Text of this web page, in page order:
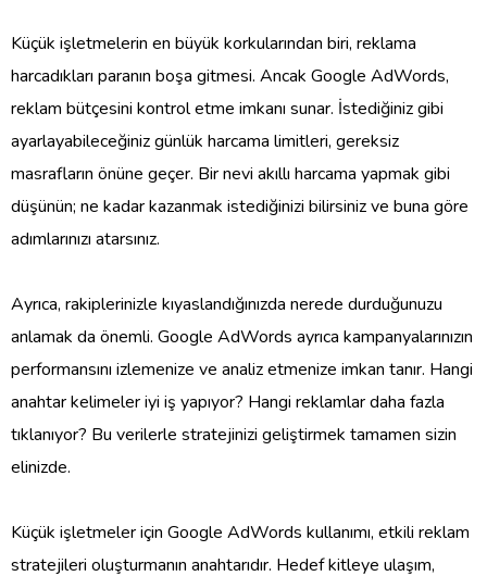
Küçük işletmelerin en büyük korkularından biri, reklama
harcadıkları paranın boşa gitmesi. Ancak Google AdWords,
reklam bütçesini kontrol etme imkanı sunar. İstediğiniz gibi
ayarlayabileceğiniz günlük harcama limitleri, gereksiz
masrafların önüne geçer. Bir nevi akıllı harcama yapmak gibi
düşünün; ne kadar kazanmak istediğinizi bilirsiniz ve buna göre
adımlarınızı atarsınız.
Ayrıca, rakiplerinizle kıyaslandığınızda nerede durduğunuzu
anlamak da önemli. Google AdWords ayrıca kampanyalarınızın
performansını izlemenize ve analiz etmenize imkan tanır. Hangi
anahtar kelimeler iyi iş yapıyor? Hangi reklamlar daha fazla
tıklanıyor? Bu verilerle stratejinizi geliştirmek tamamen sizin
elinizde.
Küçük işletmeler için Google AdWords kullanımı, etkili reklam
stratejileri oluşturmanın anahtarıdır. Hedef kitleye ulaşım,